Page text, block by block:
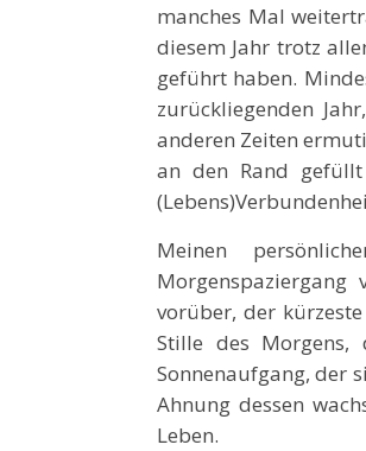
manches Mal
diesem Jahr trotz
geführt haben.
zurückliegenden
anderen Zeiten
an den Rand
Meinen
vorüber, der
Stille des
Sonnenaufgang, der
Ahnung dessen
Leben.